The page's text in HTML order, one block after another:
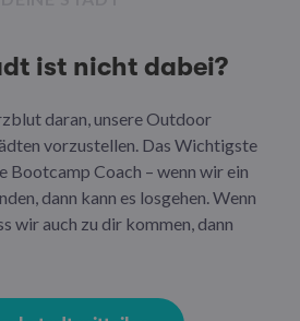
ist nicht dabei?
daran, unsere Outdoor
vorzustellen. Das Wichtigste
Bootcamp Coach – wenn wir ein
dann kann es losgehen. Wenn
wir auch zu dir kommen, dann